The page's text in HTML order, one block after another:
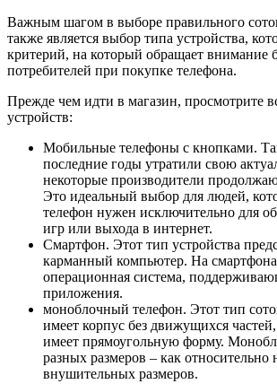
Важным шагом в выборе правильного
также является выбор типа устройства,
критерий, на который обращает внимание
потребителей при покупке телефона.
Прежде чем идти в магазин, просмотрите
устройств:
Мобильные телефоны с кнопками.
последние годы утратили свою
некоторые производители
Это идеальный выбор для людей,
телефон нужен исключительно для
игр или выхода в интернет.
Смартфон. Этот тип устройства
карманный компьютер. На
операционная система,
приложения.
моноблочный телефон. Этот тип
имеет корпус без движущихся
имеет прямоугольную форму.
разных размеров – как относительно
внушительных размеров.